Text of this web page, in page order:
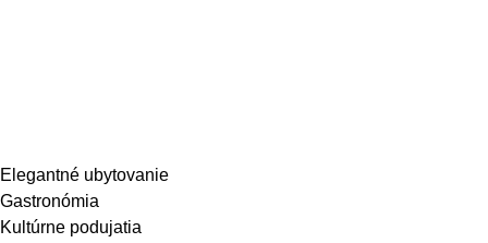
Skip
to
content
Elegantné ubytovanie
Gastronómia
Kultúrne podujatia